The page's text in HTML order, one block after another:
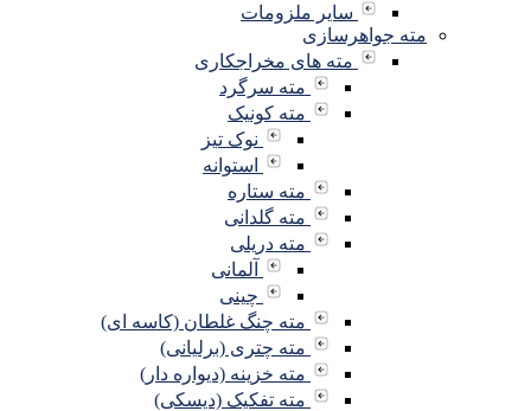
سایر ملزومات
مته جواهرسازی
مته های مخراجکاری
مته سرگرد
مته کونیک
نوک تیز
استوانه
مته ستاره
مته گلدانی
مته دریلی
آلمانی
چینی
مته چنگ غلطان (کاسه ای)
مته چتری (برلیانی)
مته خزینه (دیواره دار)
مته تفکیک (دیسکی)